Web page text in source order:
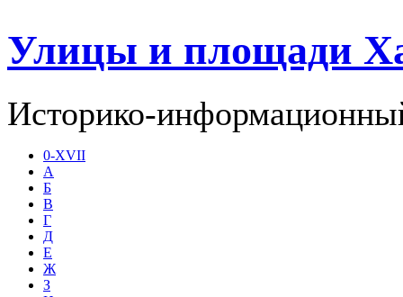
Улицы и площади
Историко-
0-XVII
А
Б
В
Г
Д
Е
Ж
З